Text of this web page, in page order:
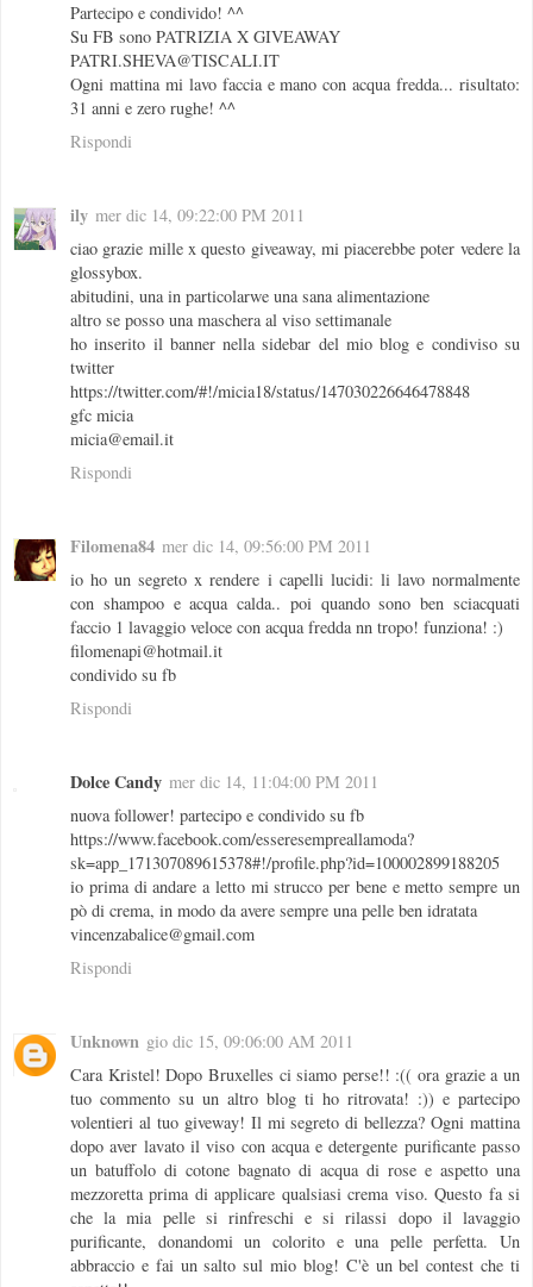
Partecipo e condivido! ^^
Su FB sono PATRIZIA X GIVEAWAY
PATRI.SHEVA@TISCALI.IT
Ogni mattina mi lavo faccia e mano con acqua fredda... risultato:
31 anni e zero rughe! ^^
Rispondi
ily mer dic 14, 09:22:00 PM 2011
ciao grazie mille x questo giveaway, mi piacerebbe poter vedere la
glossybox.
abitudini, una in particolarwe una sana alimentazione
altro se posso una maschera al viso settimanale
ho inserito il banner nella sidebar del mio blog e condiviso su
twitter
https://twitter.com/#!/micia18/status/147030226646478848
gfc micia
micia@email.it
Rispondi
Filomena84 mer dic 14, 09:56:00 PM 2011
io ho un segreto x rendere i capelli lucidi: li lavo normalmente
con shampoo e acqua calda.. poi quando sono ben sciacquati
faccio 1 lavaggio veloce con acqua fredda nn tropo! funziona! :)
filomenapi@hotmail.it
condivido su fb
Rispondi
Dolce Candy mer dic 14, 11:04:00 PM 2011
nuova follower! partecipo e condivido su fb
https://www.facebook.com/esseresempreallamoda?
sk=app_171307089615378#!/profile.php?id=100002899188205
io prima di andare a letto mi strucco per bene e metto sempre un
pò di crema, in modo da avere sempre una pelle ben idratata
vincenzabalice@gmail.com
Rispondi
Unknown gio dic 15, 09:06:00 AM 2011
Cara Kristel! Dopo Bruxelles ci siamo perse!! :(( ora grazie a un
tuo commento su un altro blog ti ho ritrovata! :)) e partecipo
volentieri al tuo giveway! Il mi segreto di bellezza? Ogni mattina
dopo aver lavato il viso con acqua e detergente purificante passo
un batuffolo di cotone bagnato di acqua di rose e aspetto una
mezzoretta prima di applicare qualsiasi crema viso. Questo fa si
che la mia pelle si rinfreschi e si rilassi dopo il lavaggio
purificante, donandomi un colorito e una pelle perfetta. Un
abbraccio e fai un salto sul mio blog! C'è un bel contest che ti